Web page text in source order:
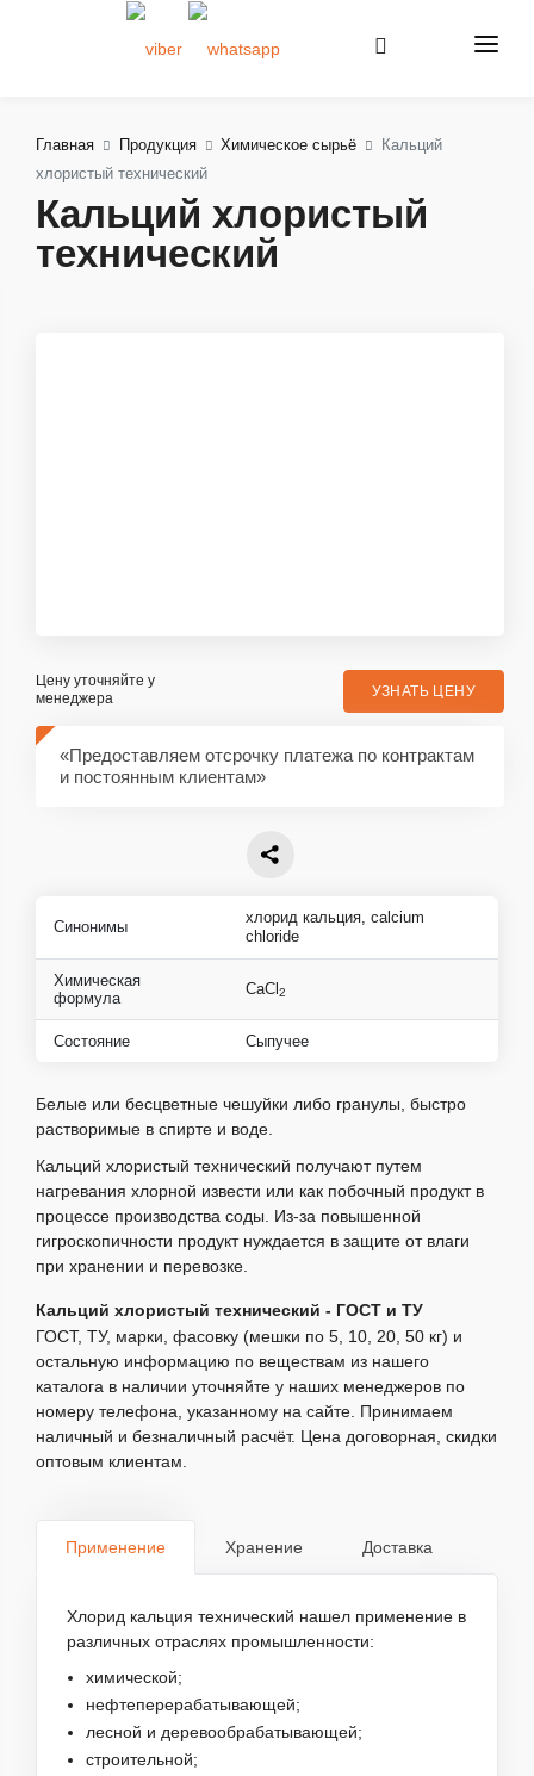
Главная Продукция Химическое сырьё
Кальций
хлористый технический
Кальций хлористый
технический
Цену уточняйте у
менеджера
УЗНАТЬ ЦЕНУ
«Предоставляем отсрочку платежа по контрактам
и постоянным клиентам»
Синонимы
хлорид кальция, calcium
chloride
Химическая
формула
CaCl 2
Состояние Сыпучее
Белые или бесцветные чешуйки либо гранулы, быстро
растворимые в спирте и воде.
Кальций хлористый технический получают путем
нагревания хлорной извести или как побочный продукт в
процессе производства соды. Из-за повышенной
гигроскопичности продукт нуждается в защите от влаги
при хранении и перевозке.
Кальций хлористый технический - ГОСТ и ТУ
ГОСТ, ТУ, марки, фасовку (мешки по 5, 10, 20, 50 кг) и
остальную информацию по веществам из нашего
каталога в наличии уточняйте у наших менеджеров по
номеру телефона, указанному на сайте. Принимаем
наличный и безналичный расчёт. Цена договорная, скидки
оптовым клиентам.
Применение Хранение Доставка
Хлорид кальция технический нашел применение в
различных отраслях промышленности:
химической;
нефтеперерабатывающей;
лесной и деревообрабатывающей;
строительной;